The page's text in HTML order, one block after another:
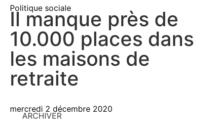
Politique sociale
Il manque près de
10.000 places dans
les maisons de
retraite
mercredi 2 décembre 2020
ARCHIVER